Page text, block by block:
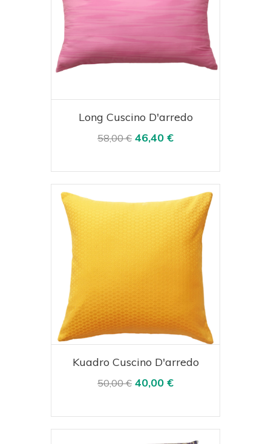
Acquista Visualizza
Long Cuscino D'arredo
58,00 € 46,40 €
Acquista Visualizza
Kuadro Cuscino D'arredo
50,00 € 40,00 €